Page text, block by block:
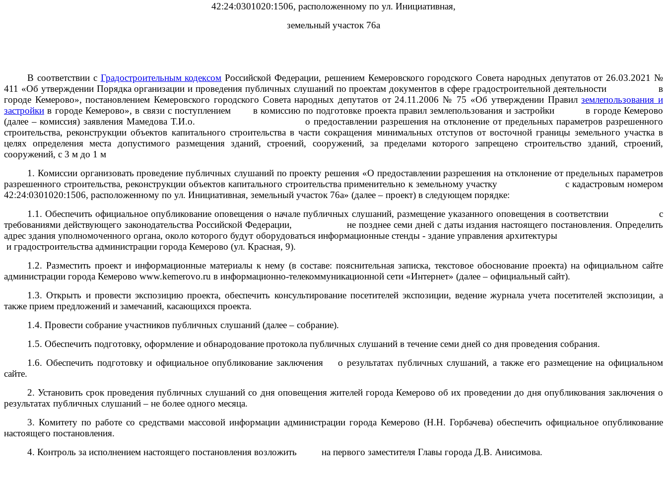
42:24:0301020:1506, расположенному по ул. Инициативная,
земельный участок 76а
В соответствии с Градостроительным кодексом Российской Федерации, решением Кемеровского городского Совета народных депутатов от 26.03.2021 №
411 «Об утверждении Порядка организации и проведения публичных слушаний по проектам документов в сфере градостроительной деятельности в
городе Кемерово», постановлением Кемеровского городского Совета народных депутатов от 24.11.2006 № 75 «Об утверждении Правил землепользования и
застройки в городе Кемерово», в связи с поступлением в комиссию по подготовке проекта правил землепользования и застройки в городе Кемерово
(далее – комиссия) заявления Мамедова Т.И.о. о предоставлении разрешения на отклонение от предельных параметров разрешенного
строительства, реконструкции объектов капитального строительства в части сокращения минимальных отступов от восточной границы земельного участка в
целях определения места допустимого размещения зданий, строений, сооружений, за пределами которого запрещено строительство зданий, строений,
сооружений, с 3 м до 1 м
1. Комиссии организовать проведение публичных слушаний по проекту решения «О предоставлении разрешения на отклонение от предельных параметров
разрешенного строительства, реконструкции объектов капитального строительства применительно к земельному участку с кадастровым номером
42:24:0301020:1506, расположенному по ул. Инициативная, земельный участок 76а» (далее – проект) в следующем порядке:
1.1. Обеспечить официальное опубликование оповещения о начале публичных слушаний, размещение указанного оповещения в соответствии с
требованиями действующего законодательства Российской Федерации, не позднее семи дней с даты издания настоящего постановления. Определить
адрес здания уполномоченного органа, около которого будут оборудоваться информационные стенды - здание управления архитектуры
и градостроительства администрации города Кемерово (ул. Красная, 9).
1.2. Разместить проект и информационные материалы к нему (в составе: пояснительная записка, текстовое обоснование проекта) на официальном сайте
администрации города Кемерово www.kemerovo.ru в информационно-телекоммуникационной сети «Интернет» (далее – официальный сайт).
1.3. Открыть и провести экспозицию проекта, обеспечить консультирование посетителей экспозиции, ведение журнала учета посетителей экспозиции, а
также прием предложений и замечаний, касающихся проекта.
1.4. Провести собрание участников публичных слушаний (далее – собрание).
1.5. Обеспечить подготовку, оформление и обнародование протокола публичных слушаний в течение семи дней со дня проведения собрания.
1.6. Обеспечить подготовку и официальное опубликование заключения о результатах публичных слушаний, а также его размещение на официальном
сайте.
2. Установить срок проведения публичных слушаний со дня оповещения жителей города Кемерово об их проведении до дня опубликования заключения о
результатах публичных слушаний– не более одного месяца.
3. Комитету по работе со средствами массовой информации администрации города Кемерово (Н.Н. Горбачева) обеспечить официальное опубликование
настоящего постановления.
4. Контроль за исполнением настоящего постановления возложить на первого заместителя Главы города Д.В. Анисимова.